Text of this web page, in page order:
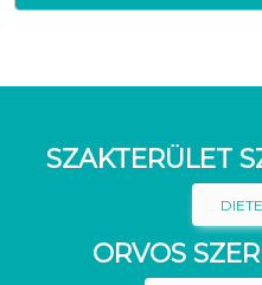
SZAKTERÜLET
ORVOS